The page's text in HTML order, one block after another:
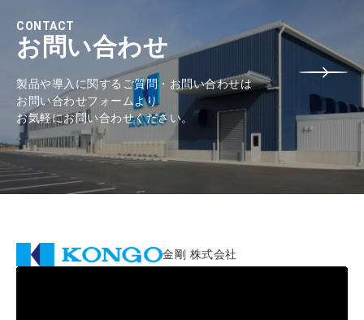
CONTACT
お問い合わせ
製品や導入に関するご質問・お問い合わせは
お問い合わせフォームより
お気軽にお問い合わせください。
金剛 株式会社